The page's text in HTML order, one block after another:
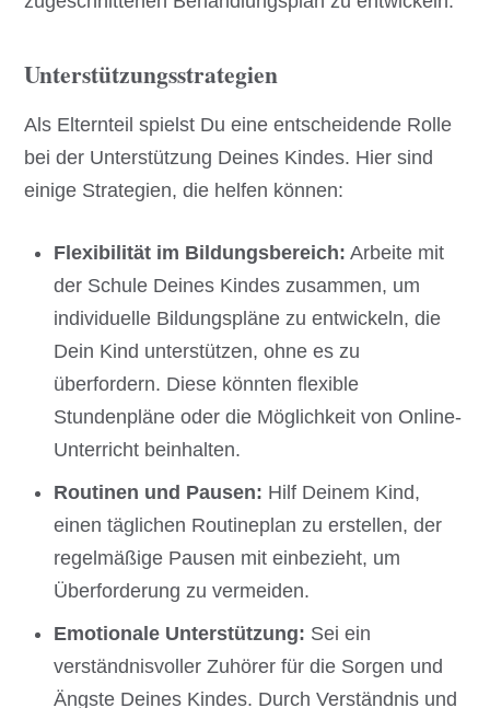
Unterstützungsstrategien
Als Elternteil spielst Du eine entscheidende Rolle
bei der Unterstützung Deines Kindes. Hier sind
einige Strategien, die helfen können:
Flexibilität im Bildungsbereich: Arbeite mit
der Schule Deines Kindes zusammen, um
individuelle Bildungspläne zu entwickeln, die
Dein Kind unterstützen, ohne es zu
überfordern. Diese könnten flexible
Stundenpläne oder die Möglichkeit von Online-
Unterricht beinhalten.
Routinen und Pausen: Hilf Deinem Kind,
einen täglichen Routineplan zu erstellen, der
regelmäßige Pausen mit einbezieht, um
Überforderung zu vermeiden.
Emotionale Unterstützung: Sei ein
verständnisvoller Zuhörer für die Sorgen und
Ängste Deines Kindes. Durch Verständnis und